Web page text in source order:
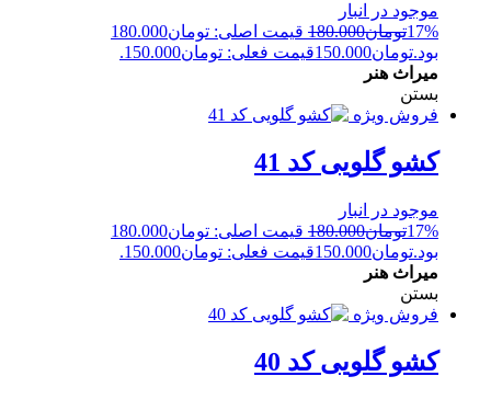
موجود در انبار
17%تومان180.000
قیمت اصلی: تومان180.000
بود.تومان150.000قیمت فعلی: تومان150.000.
میراث هنر
بستن
فروش ویژه
کشو گلویی کد 41
موجود در انبار
17%تومان180.000
قیمت اصلی: تومان180.000
بود.تومان150.000قیمت فعلی: تومان150.000.
میراث هنر
بستن
فروش ویژه
کشو گلویی کد 40